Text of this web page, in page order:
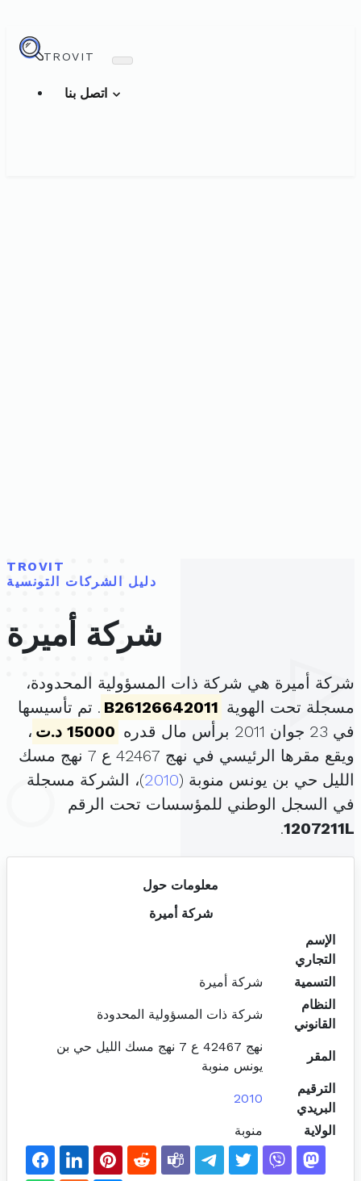
TROVIT
TROVIT
دليل الشركات التونسية
شركة أميرة
شركة أميرة هي شركة ذات المسؤولية المحدودة،
مسجلة تحت الهوية B26126642011 . تم تأسيسها
في 23 جوان 2011 برأس مال قدره
15000 د.ت
،
ويقع مقرها الرئيسي في نهج 42467 ع 7 نهج مسك
الليل حي بن يونس منوبة (2010)، الشركة مسجلة
في السجل الوطني للمؤسسات تحت الرقم
1207211L
.
معلومات حول
شركة أميرة
الإسم
التجاري
التسمية
شركة أميرة
النظام
القانوني
شركة ذات المسؤولية المحدودة
المقر
نهج 42467 ع 7 نهج مسك الليل حي بن
يونس منوبة
الترقيم
البريدي
2010
الولاية منوبة